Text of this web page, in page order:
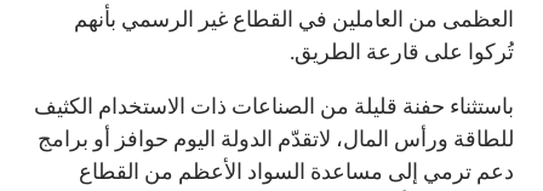
العظمى من العاملين في القطاع غير الرسمي بأنهم
تُركوا على قارعة الطريق.
باستثناء حفنة قليلة من الصناعات ذات الاستخدام الكثيف
للطاقة ورأس المال، لاتقدّم الدولة اليوم حوافز أو برامج
دعم ترمي إلى مساعدة السواد الأعظم من القطاع